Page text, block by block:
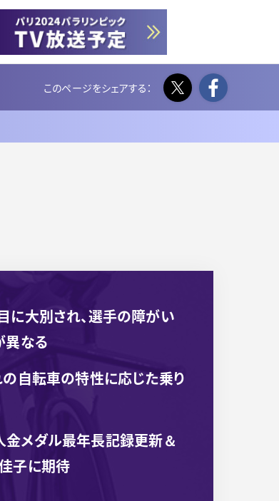
Twitter
に大別され、選手の障がい
異なる
自転車の特性に応じた乗り
メダル最年長記録更新＆
子に期待